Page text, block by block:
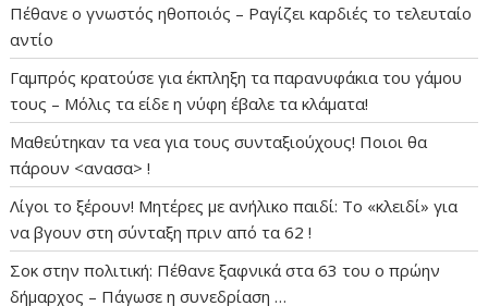
Πέθανε ο γνωστός ηθοποιός – Ραγίζει καρδιές το τελευταίο
αντίο
Γαμπρός κρατούσε για έκπληξη τα παρανυφάκια του γάμου
τους – Μόλις τα είδε η νύφη έβαλε τα κλάματα!
Μαθεύτηκαν τα νεα για τους συνταξιούχους! Ποιοι θα
πάρουν <ανασα> !
Λίγοι το ξέρουν! Μητέρες με ανήλικο παιδί: Το «κλειδί» για
να βγουν στη σύνταξη πριν από τα 62 !
Σοκ στην πολιτική: Πέθανε ξαφνικά στα 63 του ο πρώην
δήμαρχος – Πάγωσε η συνεδρίαση …